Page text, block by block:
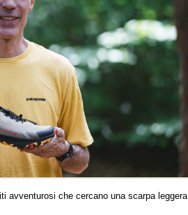
avventurosi che cercano una scarpa leggera,